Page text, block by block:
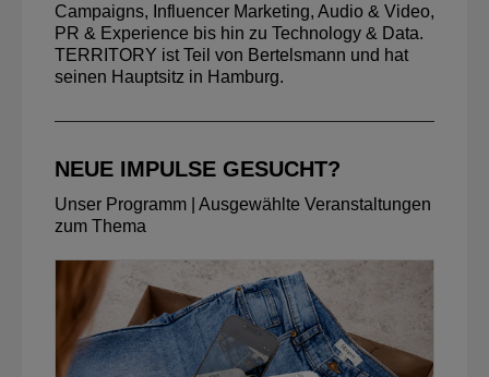
Campaigns, Influencer Marketing, Audio & Video,
PR & Experience bis hin zu Technology & Data.
TERRITORY ist Teil von Bertelsmann und hat
seinen Hauptsitz in Hamburg.
NEUE IMPULSE GESUCHT?
Unser Programm | Ausgewählte Veranstaltungen
zum Thema